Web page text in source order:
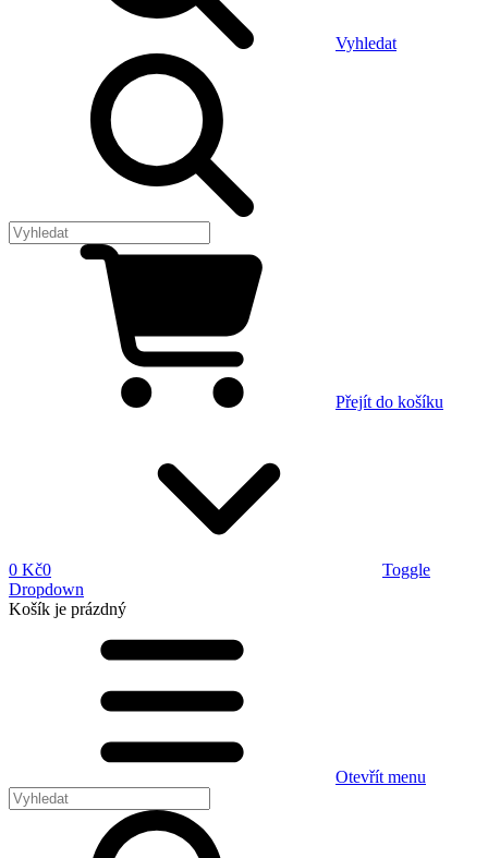
Vyhledat
Přejít do košíku
0 Kč0
Toggle
Dropdown
Košík je prázdný
Otevřít menu